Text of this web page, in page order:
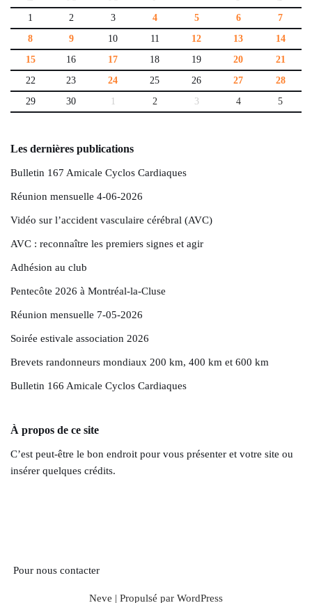
1
2 3 4 5 6
7
8
9 10 11 12 13
14
15
16 17 18 19 20
21
22
23 24 25 26 27
28
29
30 1 2 3 4 5
Les dernières publications
Bulletin 167 Amicale Cyclos Cardiaques
Réunion mensuelle 4-06-2026
Vidéo sur l’accident vasculaire cérébral (AVC)
AVC : reconnaître les premiers signes et agir
Adhésion au club
Pentecôte 2026 à Montréal-la-Cluse
Réunion mensuelle 7-05-2026
Soirée estivale association 2026
Brevets randonneurs mondiaux 200 km, 400 km et 600 km
Bulletin 166 Amicale Cyclos Cardiaques
À propos de ce site
C’est peut-être le bon endroit pour vous présenter et votre site ou
insérer quelques crédits.
Pour nous contacter
Neve | Propulsé par WordPress